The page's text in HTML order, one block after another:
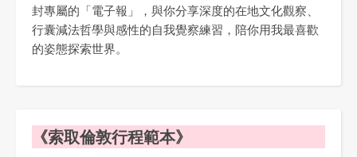
封專屬的「電子報」，與你分享深度的在地文化觀察、
行囊減法哲學與感性的自我覺察練習，陪你用我最喜歡
的姿態探索世界。
《索取倫敦行程範本》